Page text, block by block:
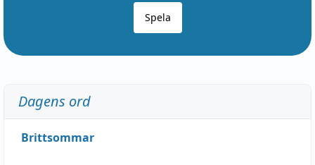
Spela
Dagens ord
Brittsommar